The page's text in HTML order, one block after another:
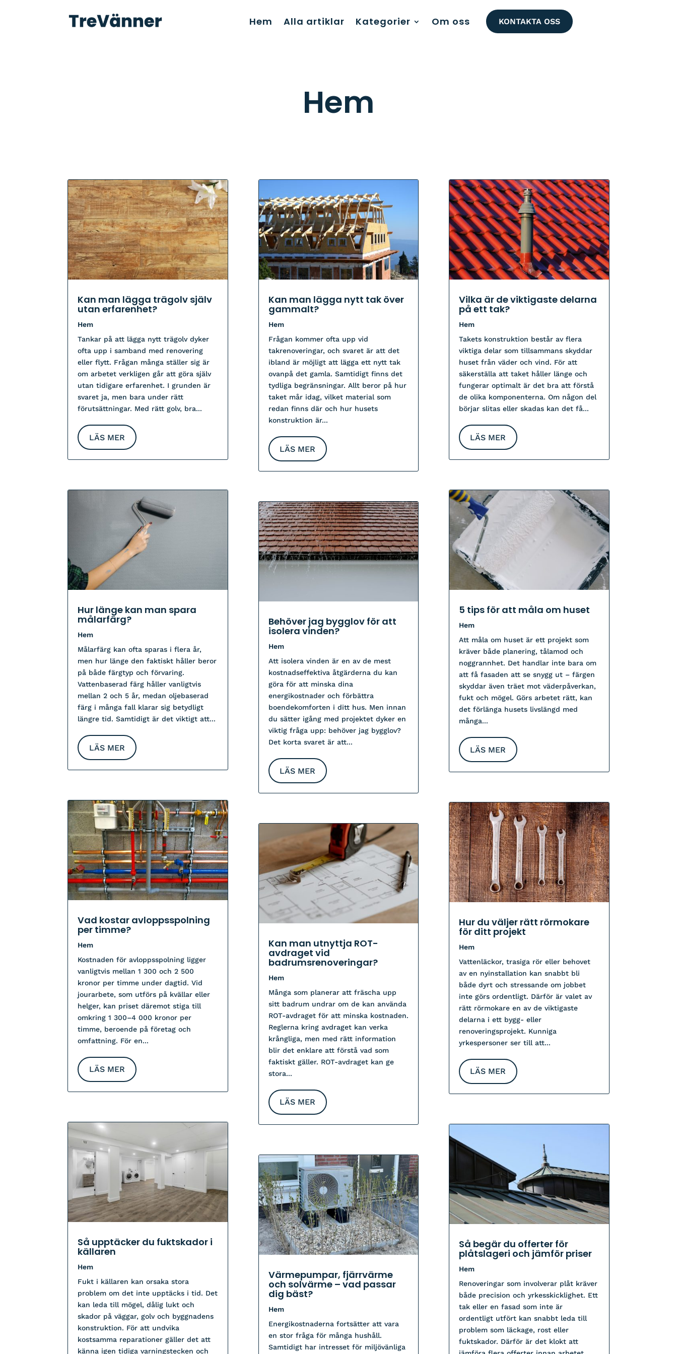
Hem Alla artiklar Kategorier Om oss KONTAKTA OSS
Hem
Kan man lägga trägolv själv
utan erfarenhet?
Hem
Tankar på att lägga nytt trägolv dyker
ofta upp i samband med renovering
eller flytt. Frågan många ställer sig är
om arbetet verkligen går att göra själv
utan tidigare erfarenhet. I grunden är
svaret ja, men bara under rätt
förutsättningar. Med rätt golv, bra...
LÄS MER
Hur länge kan man spara
målarfärg?
Hem
Målarfärg kan ofta sparas i flera år,
men hur länge den faktiskt håller beror
på både färgtyp och förvaring.
Vattenbaserad färg håller vanligtvis
mellan 2 och 5 år, medan oljebaserad
färg i många fall klarar sig betydligt
längre tid. Samtidigt är det viktigt att...
LÄS MER
Vad kostar avloppsspolning
per timme?
Hem
Kostnaden för avloppsspolning ligger
vanligtvis mellan 1 300 och 2 500
kronor per timme under dagtid. Vid
jourarbete, som utförs på kvällar eller
helger, kan priset däremot stiga till
omkring 1 300–4 000 kronor per
timme, beroende på företag och
omfattning. För en...
LÄS MER
Så upptäcker du fuktskador i
källaren
Hem
Fukt i källaren kan orsaka stora
problem om det inte upptäcks i tid. Det
kan leda till mögel, dålig lukt och
skador på väggar, golv och byggnadens
konstruktion. För att undvika
kostsamma reparationer gäller det att
känna igen tidiga varningstecken och
Kan man lägga nytt tak över
gammalt?
Hem
Frågan kommer ofta upp vid
takrenoveringar, och svaret är att det
ibland är möjligt att lägga ett nytt tak
ovanpå det gamla. Samtidigt finns det
tydliga begränsningar. Allt beror på hur
taket mår idag, vilket material som
redan finns där och hur husets
konstruktion är...
LÄS MER
Behöver jag bygglov för att
isolera vinden?
Hem
Att isolera vinden är en av de mest
kostnadseffektiva åtgärderna du kan
göra för att minska dina
energikostnader och förbättra
boendekomforten i ditt hus. Men innan
du sätter igång med projektet dyker en
viktig fråga upp: behöver jag bygglov?
Det korta svaret är att...
LÄS MER
Kan man utnyttja ROT-
avdraget vid
badrumsrenoveringar?
Hem
Många som planerar att fräscha upp
sitt badrum undrar om de kan använda
ROT-avdraget för att minska kostnaden.
Reglerna kring avdraget kan verka
krångliga, men med rätt information
blir det enklare att förstå vad som
faktiskt gäller. ROT-avdraget kan ge
stora...
LÄS MER
Värmepumpar, fjärrvärme
och solvärme – vad passar
dig bäst?
Hem
Energikostnaderna fortsätter att vara
en stor fråga för många hushåll.
Samtidigt har intresset för miljövänliga
Vilka är de viktigaste delarna
på ett tak?
Hem
Takets konstruktion består av flera
viktiga delar som tillsammans skyddar
huset från väder och vind. För att
säkerställa att taket håller länge och
fungerar optimalt är det bra att förstå
de olika komponenterna. Om någon del
börjar slitas eller skadas kan det få...
LÄS MER
5 tips för att måla om huset
Hem
Att måla om huset är ett projekt som
kräver både planering, tålamod och
noggrannhet. Det handlar inte bara om
att få fasaden att se snygg ut – färgen
skyddar även träet mot väderpåverkan,
fukt och mögel. Görs arbetet rätt, kan
det förlänga husets livslängd med
många...
LÄS MER
Hur du väljer rätt rörmokare
för ditt projekt
Hem
Vattenläckor, trasiga rör eller behovet
av en nyinstallation kan snabbt bli
både dyrt och stressande om jobbet
inte görs ordentligt. Därför är valet av
rätt rörmokare en av de viktigaste
delarna i ett bygg- eller
renoveringsprojekt. Kunniga
yrkespersoner ser till att...
LÄS MER
Så begär du offerter för
plåtslageri och jämför priser
Hem
Renoveringar som involverar plåt kräver
både precision och yrkesskicklighet. Ett
tak eller en fasad som inte är
ordentligt utfört kan snabbt leda till
problem som läckage, rost eller
fuktskador. Därför är det klokt att